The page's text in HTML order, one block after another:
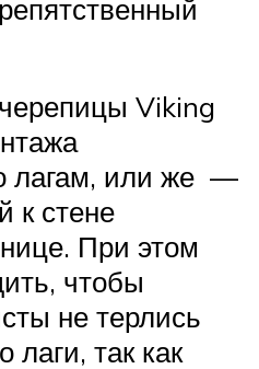
Viking
лагам, или же —
к стене
При этом
чтобы
не терлись
лаги, так как